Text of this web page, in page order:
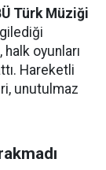
Türk Müziği
oyunları
Hareketli
unutulmaz